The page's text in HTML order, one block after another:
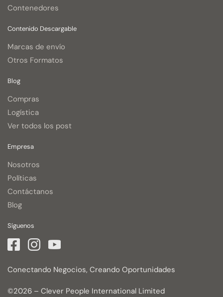
Contenedores
Contenido Descargable
Marcas de envío
Otros Formatos
Blog
Compras
Logística
Ver todos los post
Empresa
Nosotros
Políticas
Contáctanos
Blog
Síguenos
Conectando Negocios, Creando Oportunidades
©2026 – Clever People International Limited